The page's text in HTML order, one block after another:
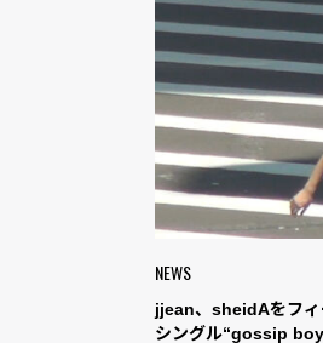
NEWS
jjean、sheidAをフィ
シングル“gossip